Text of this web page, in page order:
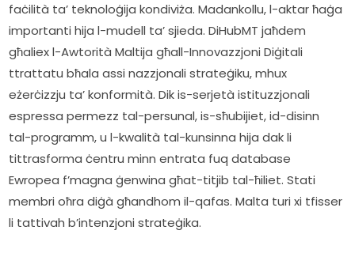
faċilità ta’ teknoloġija kondiviża. Madankollu, l-aktar ħaġa
importanti hija l-mudell ta’ sjieda. DiHubMT jaħdem
għaliex l-Awtorità Maltija għall-Innovazzjoni Diġitali
ttrattatu bħala assi nazzjonali strateġiku, mhux
eżerċizzju ta’ konformità. Dik is-serjetà istituzzjonali
espressa permezz tal-persunal, is-sħubijiet, id-disinn
tal-programm, u l-kwalità tal-kunsinna hija dak li
tittrasforma ċentru minn entrata fuq database
Ewropea f’magna ġenwina għat-titjib tal-ħiliet. Stati
membri oħra diġà għandhom il-qafas. Malta turi xi tfisser
li tattivah b’intenzjoni strateġika.